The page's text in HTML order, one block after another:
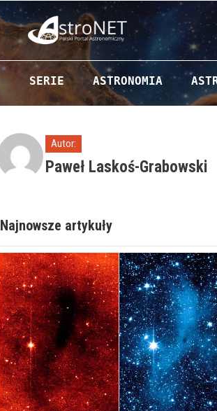
Przejdź do zawartości
SERIE ASTRONOMIA
Autor:
Paweł Laskoś-Grabowski
Najnowsze artykuły